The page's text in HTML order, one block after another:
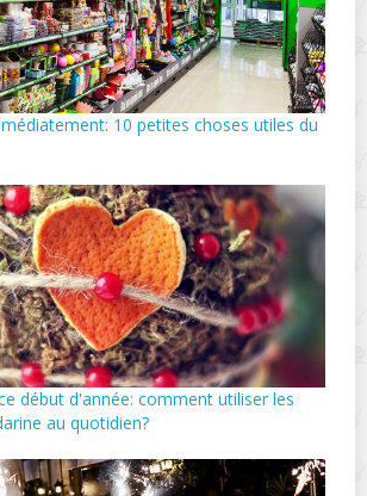
10 petites choses utiles du
début d'année: comment utiliser les
au quotidien?